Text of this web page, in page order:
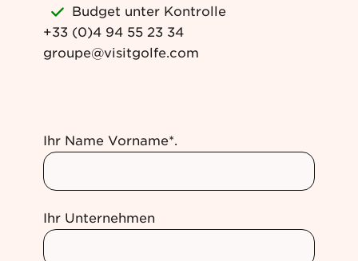
Budget unter Kontrolle
+33 (0)4 94 55 23 34
groupe@visitgolfe.com
Ihr Name Vorname*.
Ihr Unternehmen